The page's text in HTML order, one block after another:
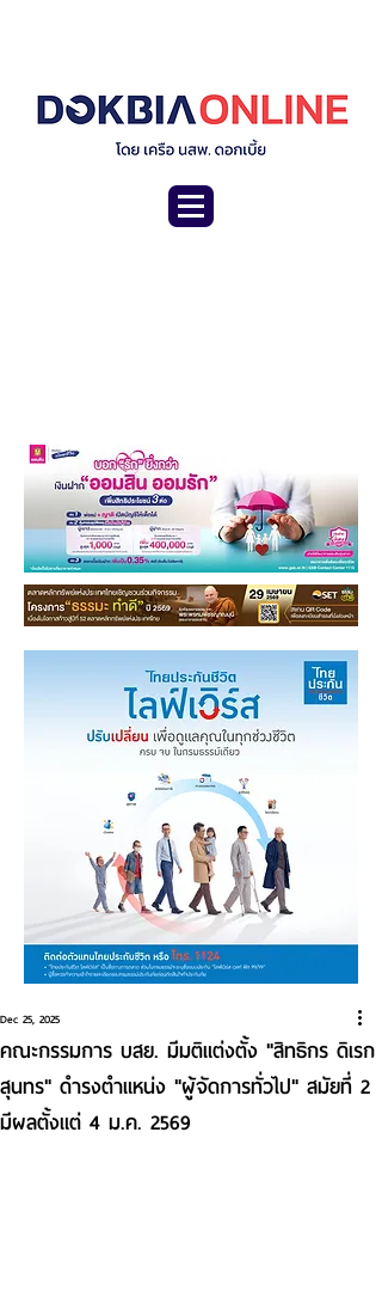
คณะกรรมการ บสย. มีมติแต่งตั้ง "สิทธิกร ดิเรก
สุนทร" ดำรงตำแหน่ง "ผู้จัดการทั่วไป" สมัยที่ 2
มีผลตั้งแต่ 4 ม.ค. 2569
Dec 25, 2025